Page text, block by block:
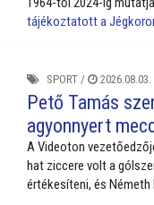
tájékoztatott a
SPORT/ 2026.08.03.
Pető Tamás
agyonnyert
A Videoton
hat ziccere volt a
értékesíteni, és Németh